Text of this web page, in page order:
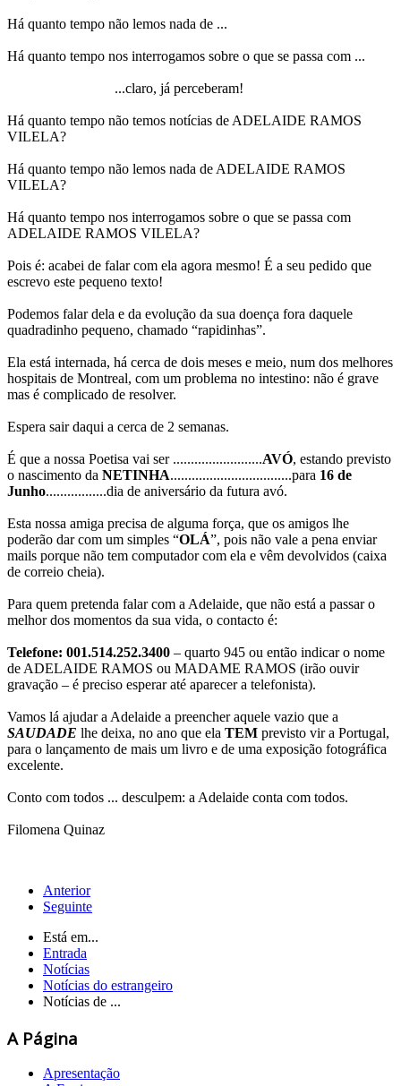
Há quanto tempo não lemos nada de ...
Há quanto tempo nos interrogamos sobre o que se passa com ...
...claro, já perceberam!
Há quanto tempo não temos notícias de ADELAIDE RAMOS
VILELA?
Há quanto tempo não lemos nada de ADELAIDE RAMOS
VILELA?
Há quanto tempo nos interrogamos sobre o que se passa com
ADELAIDE RAMOS VILELA?
Pois é: acabei de falar com ela agora mesmo! É a seu pedido que
escrevo este pequeno texto!
Podemos falar dela e da evolução da sua doença fora daquele
quadradinho pequeno, chamado “rapidinhas”.
Ela está internada, há cerca de dois meses e meio, num dos melhores
hospitais de Montreal, com um problema no intestino: não é grave
mas é complicado de resolver.
Espera sair daqui a cerca de 2 semanas.
É que a nossa Poetisa vai ser .........................AVÓ, estando previsto
o nascimento da NETINHA..................................para 16 de
Junho.................dia de aniversário da futura avó.
Esta nossa amiga precisa de alguma força, que os amigos lhe
poderão dar com um simples “OLÁ”, pois não vale a pena enviar
mails porque não tem computador com ela e vêm devolvidos (caixa
de correio cheia).
Para quem pretenda falar com a Adelaide, que não está a passar o
melhor dos momentos da sua vida, o contacto é:
Telefone: 001.514.252.3400 – quarto 945 ou então indicar o nome
de ADELAIDE RAMOS ou MADAME RAMOS (irão ouvir
gravação – é preciso esperar até aparecer a telefonista).
Vamos lá ajudar a Adelaide a preencher aquele vazio que a
SAUDADE lhe deixa, no ano que ela TEM previsto vir a Portugal,
para o lançamento de mais um livro e de uma exposição fotográfica
excelente.
Conto com todos ... desculpem: a Adelaide conta com todos.
Filomena Quinaz
Anterior
Seguinte
Está em...
Entrada
Notícias
Notícias do estrangeiro
Notícias de ...
A Página
Apresentação